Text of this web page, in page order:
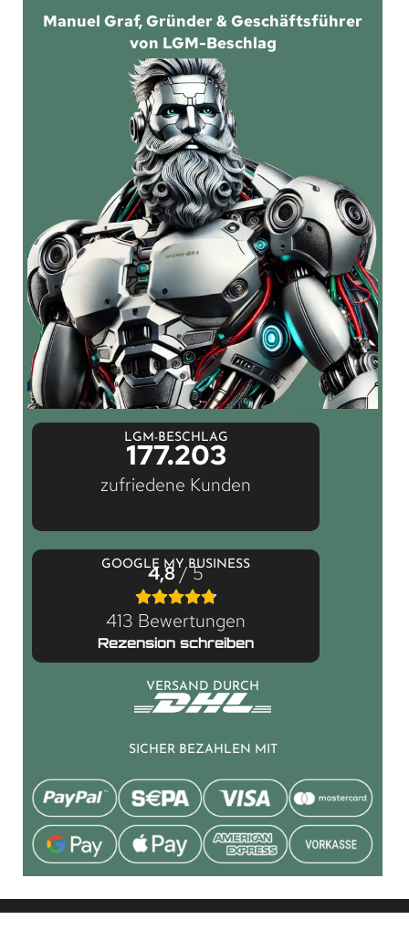
Manuel Graf, Gründer & Geschäftsführer
von LGM-Beschlag
LGM-BESCHLAG
177.203
zufriedene Kunden
GOOGLE MY BUSINESS
4,8/ 5
413 Bewertungen
Rezension schreiben
VERSAND DURCH
SICHER BEZAHLEN MIT